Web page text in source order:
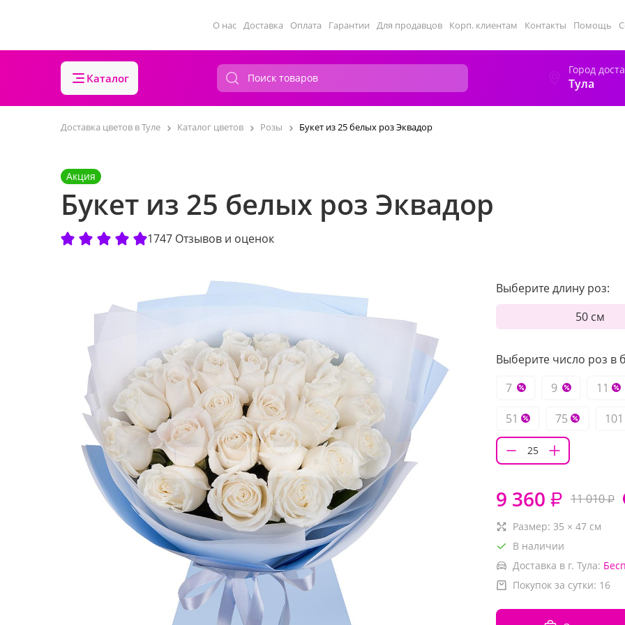
О нас Доставка Оплата Гарантии Для продавцов Корп. клиентам Контакты Помощь
Каталог
Город
Тула
Доставка цветов в Туле Каталог цветов Розы Букет из 25 белых роз Эквадор
Акция
Букет из 25 белых роз Эквадор
1747 Отзывов и оценок
Выберите длину роз:
50 см
Выберите число роз в
7
9
11
51
75 101
9 360 ₽ 11 010₽
Размер: 35 × 47 см
В наличии
Доставка в г. Тула:
Покупок за сутки: 16